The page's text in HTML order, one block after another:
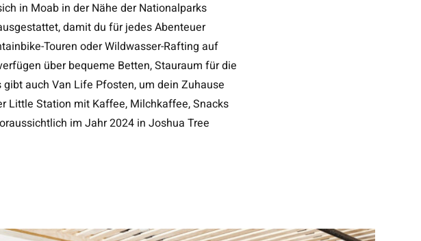
in Moab in der Nähe der Nationalparks
damit du für jedes Abenteuer
Touren oder Wildwasser-Rafting auf
über bequeme Betten, Stauraum für die
auch Van Life Pfosten, um dein Zuhause
Little Station mit Kaffee, Milchkaffee, Snacks
im Jahr 2024 in Joshua Tree